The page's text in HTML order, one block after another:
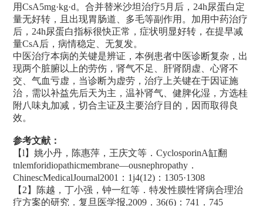
用CsA5mg·kg·d。合并替米沙坦治疗5月后，24h尿蛋白定
量无好转，且出现胃肠道、多毛等副作用。加用中药治疗
后，24h尿蛋白指标很快正常，症状明显好转，在提早减
量CsA后，病情稳定、无复发。
中医治疗本病的关键是辨证，本例患者中医诊断复杂，出
现两个脏腑以上的劳伤，肾气不足、肝肾阴虚、心肾不
交、气血亏虚，当诊断为虚劳，治疗上关键在于因证施
治，需以补益先后天为主，温补肾气、健脾化湿，方选桂
附八味丸加减，切合主证及主要治疗目的，因而取得良
效。
参考文献：
【l】姚小丹，陈惠萍，王庆文等．CyclosporinA缸翻
tnlemforidiopathicmembrane—ousnephropathy．
ChinescMedicalJournal2001：1j4(12)：1305·1308
【2】陈越，丁小强，钟一红等．特发性膜性肾病合理治
疗方案的研究．复旦医学报,2009．36(6)：741．745